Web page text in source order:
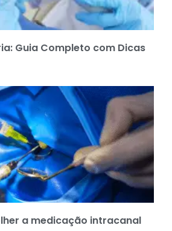
Guia Completo com Dicas
a medicação intracanal